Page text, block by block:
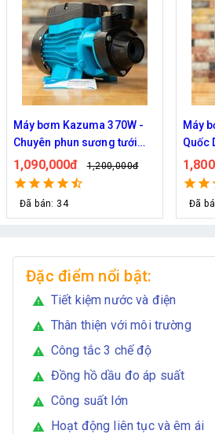
Máy bơm phun sương Hàn
Quốc Daehan DH 50 - Hỗ trợ
từ 30 đến 50 béc phun
1,800,000đ 2,129,000đ
Đã bán: 21
Máy
mát
FOG-
phun
Đã
Đặc điểm nổi bật:
warning Tiết kiệm nước và điện
warning Thân thiện với môi trường
warning Công tắc 3 chế độ
warning Đồng hồ dầu đo áp suất
warning Công suất lớn
warning Hoạt động liên tục và êm ái